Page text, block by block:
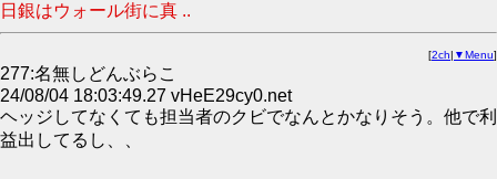
日銀はウォール街に真 ..
[2ch| ▼Menu]
277:名無しどんぶらこ
24/08/04 18:03:49.27 vHeE29cy0.net
ヘッジしてなくても担当者のクビでなんとかなりそう。他で利
益出してるし、、